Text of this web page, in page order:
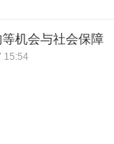
机会与社会保障
15:54